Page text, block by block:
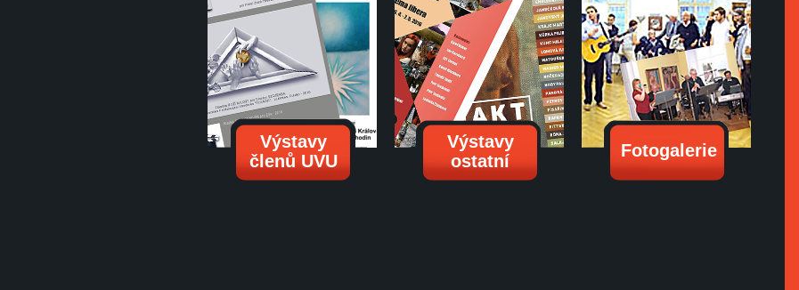
Výstavy
členů UVU
Výstavy
ostatní
Fotogalerie